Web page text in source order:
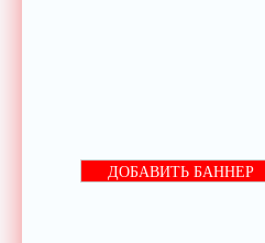
ДОБАВИТЬ БАННЕР